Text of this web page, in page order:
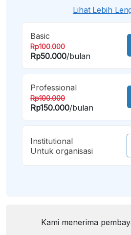
Lihat Lebih
Basic
Rp100.000
Rp50.000/bulan
Professional
Rp100.000
Rp150.000/bulan
Institutional
Untuk organisasi
Kami menerima